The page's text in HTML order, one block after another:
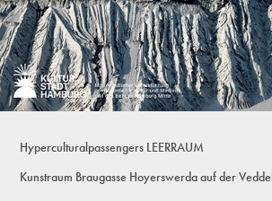
Hyperculturalpassengers LEERRAUM
Kunstraum Braugasse Hoyerswerda auf der Veddel